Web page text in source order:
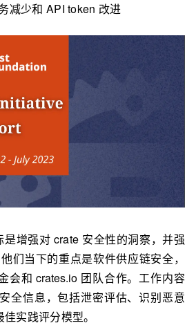
减少和 API token 改进
增强对 crate 安全性的洞察，并强
们当下的重点是软件供应链安全，
会和crates.io 团队合作。工作内容
全信息，包括泄密评估、识别恶意
实践评分模型。